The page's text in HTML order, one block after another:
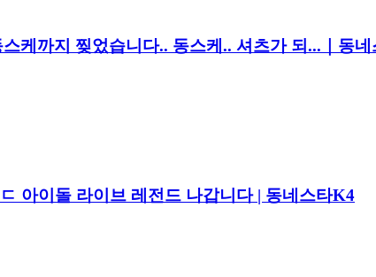
케까지 찢었습니다.. 동스케.. 셔츠가 되...｜동
아이돌 라이브 레전드 나갑니다 | 동네스타K4